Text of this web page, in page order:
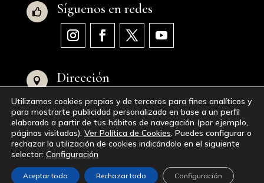
 Síguenos en redes
 Dirección
Avenida de Juan XXIII, 16, 28040 Madrid,
España
© 2023-2024GraZie Magazine|Aviso Legal|
Política de Privacidad
Accesibilidad | Mapa del Sitio Web
Utilizamos cookies propias y de terceros para fines analíticos y
para mostrarte publicidad personalizada en base a un perfil
elaborado a partir de tus hábitos de navegación (por ejemplo,
páginas visitadas). Ver Política de Cookies. Puedes configurar o
rechazar la utilización de cookies indicándolo en el siguiente
selector: Configuración
Aceptar todo Rechazar todo Configuración